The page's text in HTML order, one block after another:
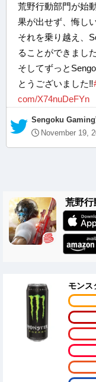
荒野行動部門が始
果が出せず、悔し
それを乗り越え、
ることができまし
そしてずっと
とうございました‼️
com/X74nuDeFYn
— Sengoku
November 19,
荒野行
モン